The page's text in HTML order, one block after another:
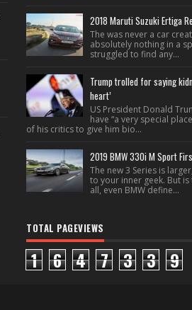
2018 Maruti Suzuki Ertiga
The was never a car
absolutely nothing in a
struggled to find any...
Trump trolled for saying
heart’
US President Donald
have “a very special
of his critics to give him bio...
2019 BMW 330i M Sport
The new 3 Series is
to your inner geek. But
all, even BMW define...
TOTAL PAGEVIEWS
1 6 4 7 3 3 9